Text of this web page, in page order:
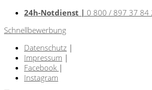
24h-Notdienst | 0 800 / 897 37 84
Schnellbewerbung
Datenschutz |
Impressum |
Facebook |
Instagram